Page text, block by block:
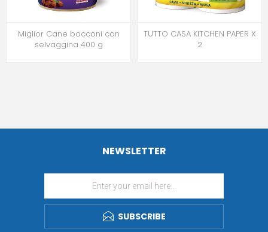
Miglior Cane bocconi con
selvaggina 400 g
TUTTO CASA KITCHEN PAPER X
2
NEWSLETTER
SUBSCRIBE